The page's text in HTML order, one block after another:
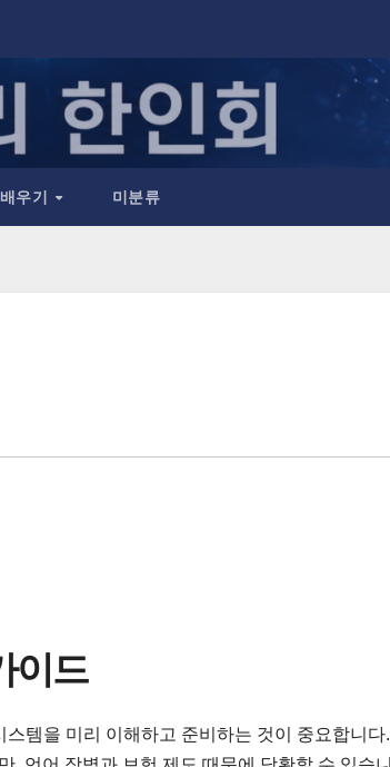
우기 미분류
이드
템을 미리 이해하고 준비하는 것이 중요합니다.